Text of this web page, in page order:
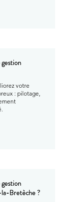
votre
: pilotage,
Bretèche ?